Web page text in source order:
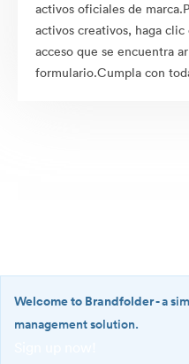
activos oficiales de
activos creativos, haga
acceso que se encuentra
formulario.Cumpla con
Welcome to Brandfolder- a
management solution.